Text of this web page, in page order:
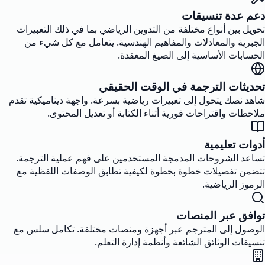
دعم عدة تنسيقات
تحويل بين أنواع مختلفة من التدوين الرياضي بما في ذلك التعبيرات
الجبرية والمعادلات والمفاهيم الهندسية. يتعامل مع كل شيء من
الحسابات الأساسية إلى الصيغ المعقدة.
تحديثات الترجمة في الوقت الحقيقي
شاهد نصك يتحول إلى تعبيرات رياضية بسرعة. واجهة ديناميكية تقدم
ملاحظات واقتراحات فورية أثناء الكتابة أو تعديل المحتوى.
أدوات تعليمية
تساعد الشروحات المدمجة المستخدمين على فهم عملية الترجمة.
تتضمن تفصيلات خطوة بخطوة لكيفية تطابق الوصفات اللفظية مع
الرموز الرياضية.
توافق عبر المنصات
الوصول إلى المترجم عبر أجهزة ومنصات مختلفة. تكامل سلس مع
تنسيقات الوثائق الشائعة وأنظمة إدارة التعلم.